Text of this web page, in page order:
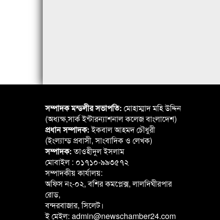
সম্পাদক মন্ডলীর সভাপতি: মোহাম্মাদ মহি উদ্দিন
(অধ্যক্ষ,সার্ক ইন্টারন্যাশনাল কলেজ বাংলাদেশ)
প্রধান সম্পাদক:ইকবাল আহমদ চৌধুরী
(ইংল্যান্ড প্রবাসী, সাংবাদিক ও লেখক)
সম্পাদক:তাওহীদুল ইসলাম
মোবাইল : ০১৭১০-৯৯৩৫৭২
সম্পাদকীয় কার্যালয়:
অফিস নং-০২, বশির কমপ্লেক্স, লালদিঘীরপার
রোড,
বন্দরবাজার, সিলেট।
ই মেইল: admin@newschamber24.com